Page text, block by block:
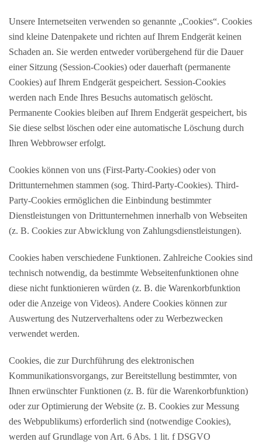
Unsere Internetseiten verwenden so genannte „Cookies“. Cookies
sind kleine Datenpakete und richten auf Ihrem Endgerät keinen
Schaden an. Sie werden entweder vorübergehend für die Dauer
einer Sitzung (Session-Cookies) oder dauerhaft (permanente
Cookies) auf Ihrem Endgerät gespeichert. Session-Cookies
werden nach Ende Ihres Besuchs automatisch gelöscht.
Permanente Cookies bleiben auf Ihrem Endgerät gespeichert, bis
Sie diese selbst löschen oder eine automatische Löschung durch
Ihren Webbrowser erfolgt.
Cookies können von uns (First-Party-Cookies) oder von
Drittunternehmen stammen (sog. Third-Party-Cookies). Third-
Party-Cookies ermöglichen die Einbindung bestimmter
Dienstleistungen von Drittunternehmen innerhalb von Webseiten
(z. B. Cookies zur Abwicklung von Zahlungsdienstleistungen).
Cookies haben verschiedene Funktionen. Zahlreiche Cookies sind
technisch notwendig, da bestimmte Webseitenfunktionen ohne
diese nicht funktionieren würden (z. B. die Warenkorbfunktion
oder die Anzeige von Videos). Andere Cookies können zur
Auswertung des Nutzerverhaltens oder zu Werbezwecken
verwendet werden.
Cookies, die zur Durchführung des elektronischen
Kommunikationsvorgangs, zur Bereitstellung bestimmter, von
Ihnen erwünschter Funktionen (z. B. für die Warenkorbfunktion)
oder zur Optimierung der Website (z. B. Cookies zur Messung
des Webpublikums) erforderlich sind (notwendige Cookies),
werden auf Grundlage von Art. 6 Abs. 1 lit. f DSGVO